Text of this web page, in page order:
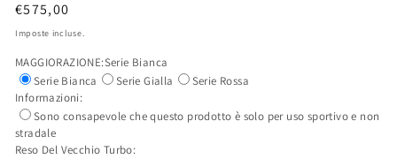
Prezzo
di
€575,00
Imposte incluse.
MAGGIORAZIONE:Serie Bianca
Serie Bianca
Serie Gialla
Serie Rossa
Informazioni:
Sono consapevole che questo prodotto è solo per uso sportivo e non
stradale
Reso Del Vecchio Turbo: